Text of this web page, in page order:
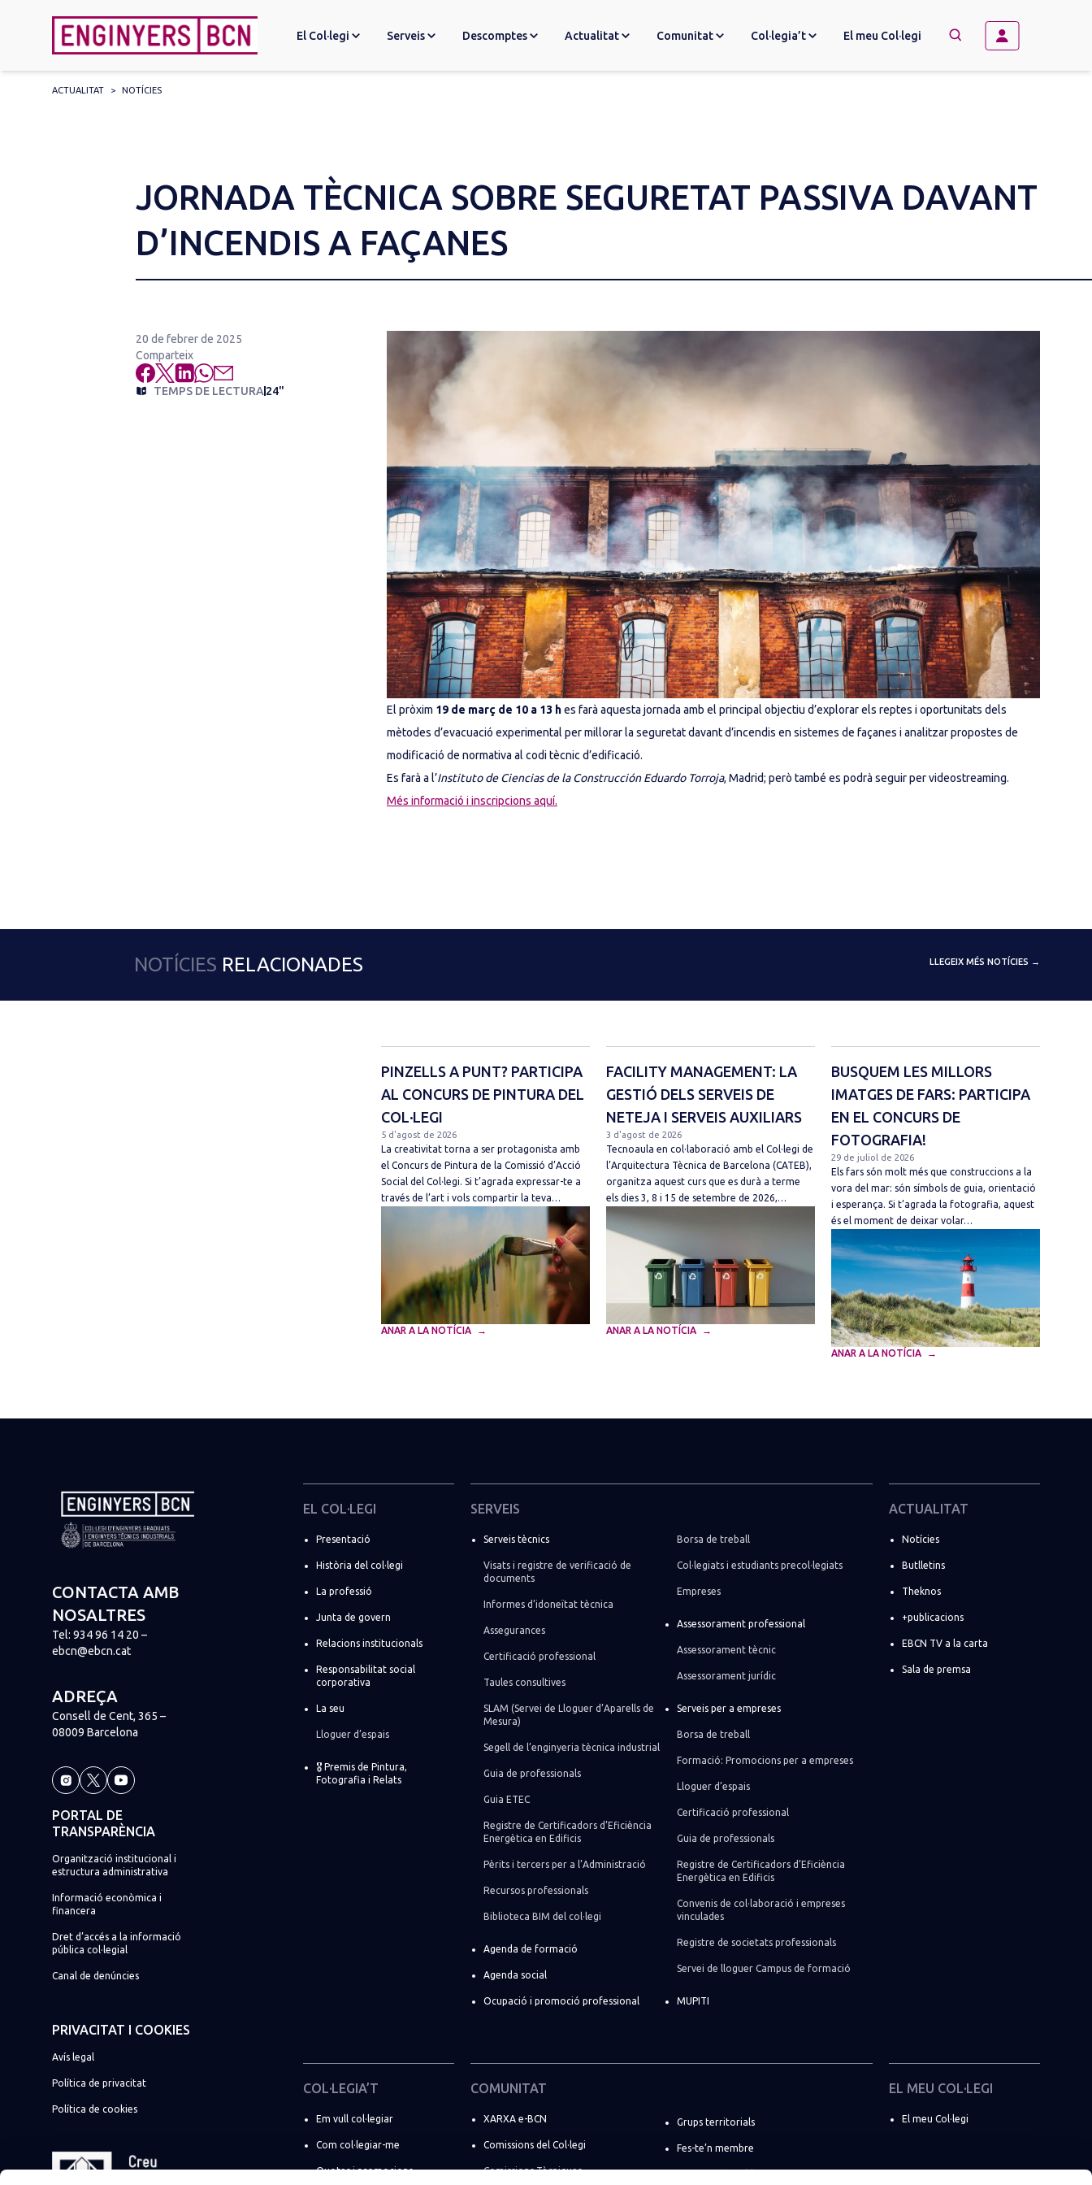
El Col·legi Serveis Descomptes Actualitat Comunitat Col·legia’t El meu Col·legi
ACTUALITAT > NOTÍCIES
JORNADA TÈCNICA SOBRE SEGURETAT PASSIVA DAVANT
D’INCENDIS A FAÇANES
20 de febrer de 2025
Comparteix
TEMPS DE LECTURA 24"
El pròxim 19 de març de 10 a 13 hes farà aquesta jornada amb el principal objectiu d’explorar els reptes i oportunitats dels
mètodes d’evacuació experimental per millorar la seguretat davant d’incendis en sistemes de façanes i analitzar propostes de
modificació de normativa al codi tècnic d’edificació.
Es farà a l’Instituto de Ciencias de la Construcción Eduardo Torroja, Madrid; però també es podrà seguir per videostreaming.
Més informació i inscripcions aquí.
NOTÍCIES RELACIONADES LLEGEIX MÉS NOTÍCIES →
PINZELLS A PUNT? PARTICIPA
AL CONCURS DE PINTURA DEL
COL·LEGI
5 d'agost de 2026
La creativitat torna a ser protagonista amb
el Concurs de Pintura de la Comissió d’Acció
Social del Col·legi. Si t’agrada expressar-te a
través de l’art i vols compartir la teva…
ANAR A LA NOTÍCIA
FACILITY MANAGEMENT: LA
GESTIÓ DELS SERVEIS DE
NETEJA I SERVEIS AUXILIARS
3 d'agost de 2026
Tecnoaula en col·laboració amb el Col·legi de
l’Arquitectura Tècnica de Barcelona (CATEB),
organitza aquest curs que es durà a terme
els dies 3, 8 i 15 de setembre de 2026,…
ANAR A LA NOTÍCIA
BUSQUEM LES MILLORS
IMATGES DE FARS: PARTICIPA
EN EL CONCURS DE
FOTOGRAFIA!
29 de juliol de 2026
Els fars són molt més que construccions a la
vora del mar: són símbols de guia, orientació
i esperança. Si t’agrada la fotografia, aquest
és el moment de deixar volar…
ANAR A LA NOTÍCIA
CONTACTA AMB
NOSALTRES
Tel: 934 96 14 20 –
ebcn@ebcn.cat
ADREÇA
Consell de Cent, 365 –
08009 Barcelona
PORTAL DE
TRANSPARÈNCIA
Organització institucional i
estructura administrativa
Informació econòmica i
financera
Dret d’accés a la informació
pública col·legial
Canal de denúncies
PRIVACITAT I COOKIES
Avís legal
Política de privacitat
Política de cookies
EL COL·LEGI
Presentació
Història del col·legi
La professió
Junta de govern
Relacions institucionals
Responsabilitat social
corporativa
La seu
Lloguer d’espais
🎖️ Premis de Pintura,
Fotografia i Relats
SERVEIS
Serveis tècnics
Visats i registre de verificació de
documents
Informes d’idoneïtat tècnica
Assegurances
Certificació professional
Taules consultives
SLAM (Servei de Lloguer d’Aparells de
Mesura)
Segell de l’enginyeria tècnica industrial
Guia de professionals
Guia ETEC
Registre de Certificadors d’Eficiència
Energètica en Edificis
Pèrits i tercers per a l’Administració
Recursos professionals
Biblioteca BIM del col·legi
Agenda de formació
Agenda social
Ocupació i promoció professional
Borsa de treball
Col·legiats i estudiants precol·legiats
Empreses
Assessorament professional
Assessorament tècnic
Assessorament jurídic
Serveis per a empreses
Borsa de treball
Formació: Promocions per a empreses
Lloguer d’espais
Certificació professional
Guia de professionals
Registre de Certificadors d’Eficiència
Energètica en Edificis
Convenis de col·laboració i empreses
vinculades
Registre de societats professionals
Servei de lloguer Campus de formació
MUPITI
ACTUALITAT
Notícies
Butlletins
Theknos
+publicacions
EBCN TV a la carta
Sala de premsa
COL·LEGIA’T
Em vull col·legiar
Com col·legiar-me
Quotes i promocions
COMUNITAT
XARXA e-BCN
Comissions del Col·legi
Comissions Tècniques
Grups territorials
Fes-te’n membre
EL MEU COL·LEGI
El meu Col·legi